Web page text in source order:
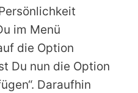
im Menü
die Option
Du nun die Option
Daraufhin